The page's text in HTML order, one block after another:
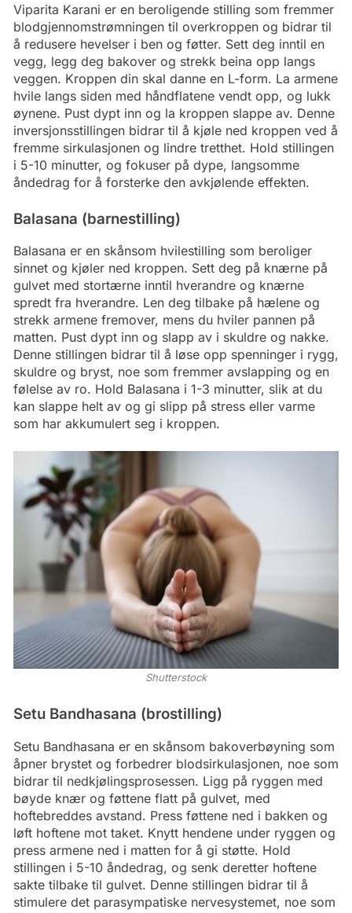
Viparita Karani er en beroligende stilling som fremmer
blodgjennomstrømningen til overkroppen og bidrar til
å redusere hevelser i ben og føtter. Sett deg inntil en
vegg, legg deg bakover og strekk beina opp langs
veggen. Kroppen din skal danne en L-form. La armene
hvile langs siden med håndflatene vendt opp, og lukk
øynene. Pust dypt inn og la kroppen slappe av. Denne
inversjonsstillingen bidrar til å kjøle ned kroppen ved å
fremme sirkulasjonen og lindre tretthet. Hold stillingen
i 5-10 minutter, og fokuser på dype, langsomme
åndedrag for å forsterke den avkjølende effekten.
Balasana (barnestilling)
Balasana er en skånsom hvilestilling som beroliger
sinnet og kjøler ned kroppen. Sett deg på knærne på
gulvet med stortærne inntil hverandre og knærne
spredt fra hverandre. Len deg tilbake på hælene og
strekk armene fremover, mens du hviler pannen på
matten. Pust dypt inn og slapp av i skuldre og nakke.
Denne stillingen bidrar til å løse opp spenninger i rygg,
skuldre og bryst, noe som fremmer avslapping og en
følelse av ro. Hold Balasana i 1-3 minutter, slik at du
kan slappe helt av og gi slipp på stress eller varme
som har akkumulert seg i kroppen.
Shutterstock
Setu Bandhasana (brostilling)
Setu Bandhasana er en skånsom bakoverbøyning som
åpner brystet og forbedrer blodsirkulasjonen, noe som
bidrar til nedkjølingsprosessen. Ligg på ryggen med
bøyde knær og føttene flatt på gulvet, med
hoftebreddes avstand. Press føttene ned i bakken og
løft hoftene mot taket. Knytt hendene under ryggen og
press armene ned i matten for å gi støtte. Hold
stillingen i 5-10 åndedrag, og senk deretter hoftene
sakte tilbake til gulvet. Denne stillingen bidrar til å
stimulere det parasympatiske nervesystemet, noe som